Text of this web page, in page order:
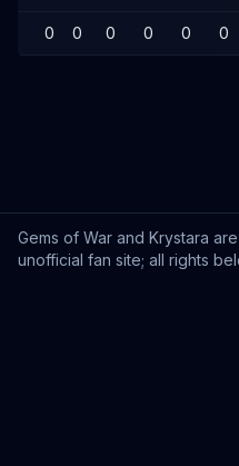
0 0 0 0 0 0
Gems of War and Krystara
unofficial fan site; all rights